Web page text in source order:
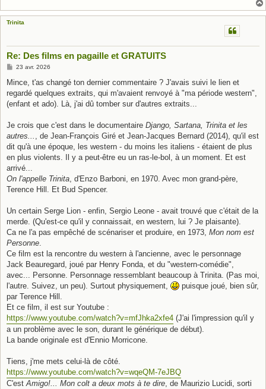
Trinita
Re: Des films en pagaille et GRATUITS
M
s
a
g
23 avr. 2026
Mince, t'as changé ton dernier commentaire ? J'avais suivi le lien et
regardé quelques extraits, qui m'avaient renvoyé à "ma période western",
(enfant et ado). Là, j'ai dû tomber sur d'autres extraits...
Je crois que c'est dans le documentaire Django, Sartana, Trinita et les
autres... , de Jean-François Giré et Jean-Jacques Bernard (2014), qu'il est
dit qu'à une époque, les western - du moins les italiens - étaient de plus
en plus violents. Il y a peut-être eu un ras-le-bol, à un moment. Et est
arrivé...
On l'appelle Trinita, d'Enzo Barboni, en 1970. Avec mon grand-père,
Terence Hill. Et Bud Spencer.
Un certain Serge Lion - enfin, Sergio Leone - avait trouvé que c'était de la
merde. (Qu'est-ce qu'il y connaissait, en western, lui ? Je plaisante).
Ca ne l'a pas empêché de scénariser et produire, en 1973, Mon nom est
Personne.
Ce film est la rencontre du western à l'ancienne, avec le personnage
Jack Beauregard, joué par Henry Fonda, et du "western-comédie",
avec... Personne. Personnage ressemblant beaucoup à Trinita. (Pas moi,
l'autre. Suivez, un peu). Surtout physiquement,
puisque joué, bien sûr,
par Terence Hill.
Et ce film, il est sur Youtube :
https://www.youtube.com/watch?v=mfJhka2xfe4 (J'ai l'impression qu'il y
a un problème avec le son, durant le générique de début).
La bande originale est d'Ennio Morricone.
Tiens, j'me mets celui-là de côté.
https://www.youtube.com/watch?v=wqeQM-7eJBQ
C'estAmigo!... Mon colt a deux mots à te dire, de Maurizio Lucidi, sorti